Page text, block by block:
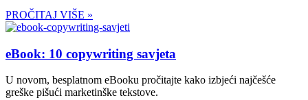
PROČITAJ VIŠE »
eBook: 10 copywriting savjeta
U novom, besplatnom eBooku pročitajte kako izbjeći najčešće
greške pišući marketinške tekstove.